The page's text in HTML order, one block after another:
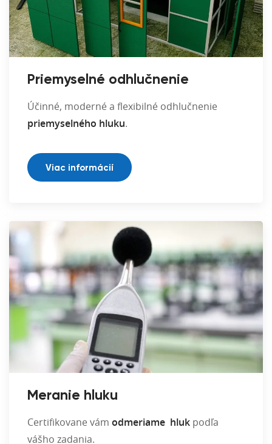
Priemyselné odhlučnenie
Účinné, moderné a flexibilné odhlučnenie
priemyselného hluku.
Viac informácií
Meranie hluku
Certifikovane vám odmeriame hluk podľa
vášho zadania.